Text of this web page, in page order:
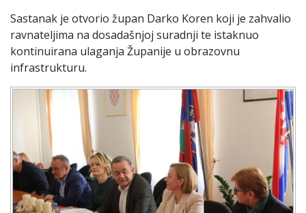
Sastanak je otvorio župan Darko Koren koji je zahvalio
ravnateljima na dosadašnjoj suradnji te istaknuo
kontinuirana ulaganja Županije u obrazovnu
infrastrukturu.